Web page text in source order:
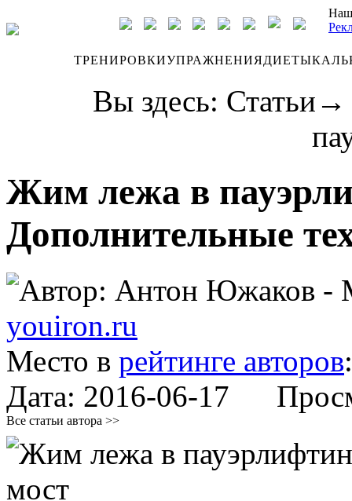
ТРЕНИРОВКИУПРАЖНЕНИЯДИЕТЫ
Вы здесь: Статьи
Жим лежа в
Дополнительные
Автор: Антон Южаков -
youiron.ru
Место в рейтинге авторов
Дата: 2016-06-17
Все статьи автора >>